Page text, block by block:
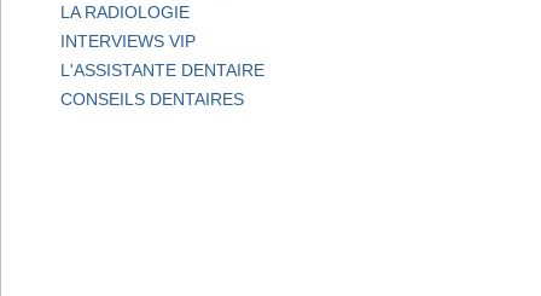
LA RADIOLOGIE
INTERVIEWS VIP
L'ASSISTANTE DENTAIRE
CONSEILS DENTAIRES